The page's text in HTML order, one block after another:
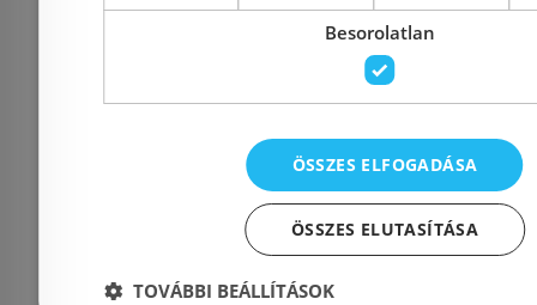
159 900 Ft
Kosárba
345 000 Ft
Rendelésre
Besorolatlan
ÖSSZES ELFOGADÁSA
ÖSSZES ELUTASÍTÁSA
TOVÁBBI BEÁLLÍTÁSOK